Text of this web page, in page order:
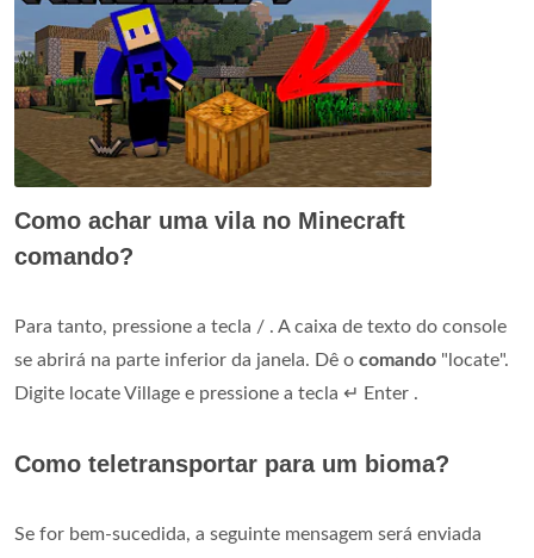
Como achar uma vila no Minecraft
comando?
Para tanto, pressione a tecla / . A caixa de texto do console
se abrirá na parte inferior da janela. Dê o comando "locate".
Digite locate Village e pressione a tecla ↵ Enter .
Como teletransportar para um bioma?
Se for bem-sucedida, a seguinte mensagem será enviada